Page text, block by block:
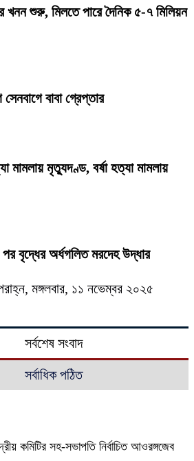
খনন শুরু, মিলতে পারে দৈনিক ৫-৭ মিলিয়ন
বাবা গ্রেপ্তার
মামলায় মৃত্যুদণ্ড, বর্ষা হত্যা মামলায়
বৃদ্ধের অর্ধগলিত মরদেহ উদ্ধার
মঙ্গলবার, ১১ নভেম্বর ২০২৫
সর্বশেষ সংবাদ
সর্বাধিক পঠিত
কমিটির সহ-সভাপতি নির্বাচিত আওরঙ্গজেব